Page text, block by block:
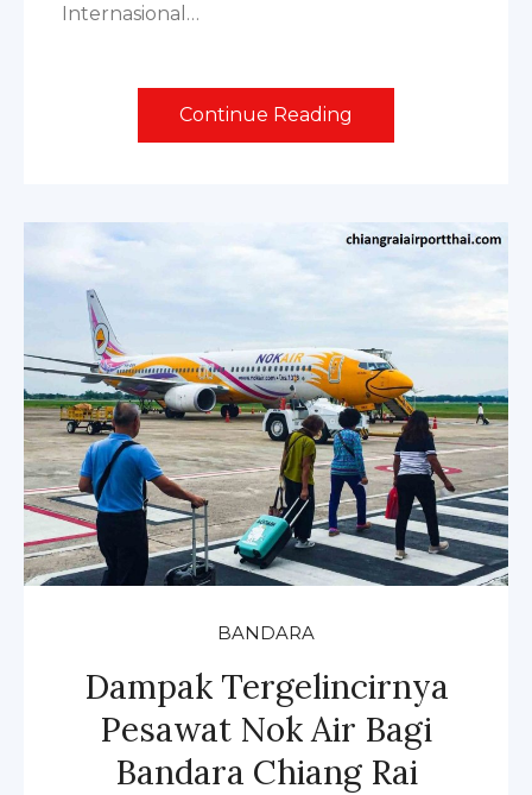
Internasional…
Continue Reading
BANDARA
Dampak Tergelincirnya
Pesawat Nok Air Bagi
Bandara Chiang Rai